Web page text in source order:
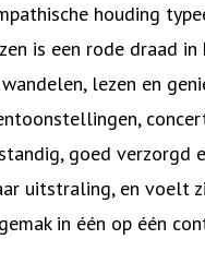
houding
is een rode draad in
lezen en
goed verzorgd
uitstraling, en voelt
in één op één